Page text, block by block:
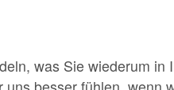
was Sie wiederum in